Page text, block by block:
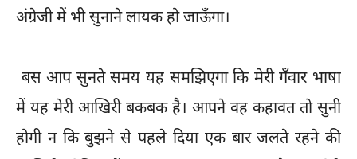
अंग्रेजी में भी सुनाने लायक हो जाऊँगा।
बस आप सुनते समय यह समझिएगा कि मेरी गँवार भाषा
में यह मेरी आखिरी बकबक है। आपने वह कहावत तो सुनी
होगी न कि बुझने से पहले दिया एक बार जलते रहने की